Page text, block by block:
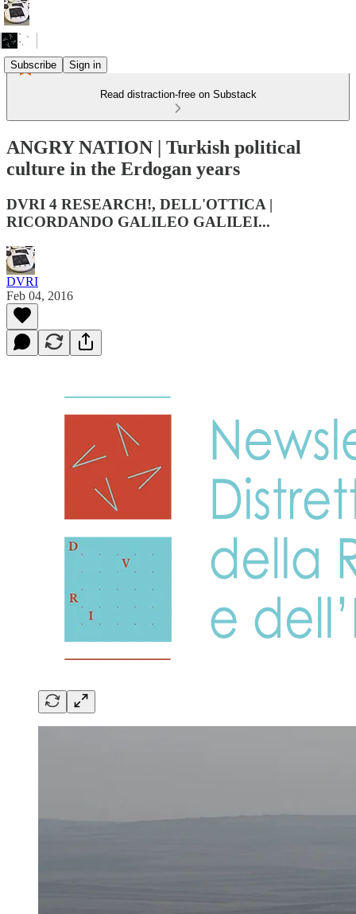
Subscribe Sign in
Read distraction-free on Substack
ANGRY NATION | Turkish political
culture in the Erdogan years
DVRI 4 RESEARCH!, DELL'OTTICA |
RICORDANDO GALILEO GALILEI...
DVRI
Feb 04, 2016